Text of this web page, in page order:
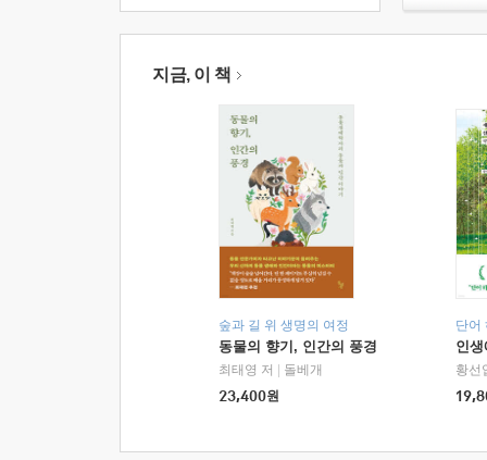
지금, 이 책
숲과 길 위 생명의 여정
동물의 향기, 인간의 풍경
최태영 저
돌베개
23,400원
단어
인
황선